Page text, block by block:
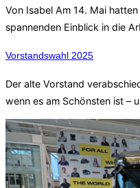
Von Isabel Am 14. Mai
spannenden Einblick in die
Vorstandswahl 2025
Der alte Vorstand
wenn es am Schönsten ist –